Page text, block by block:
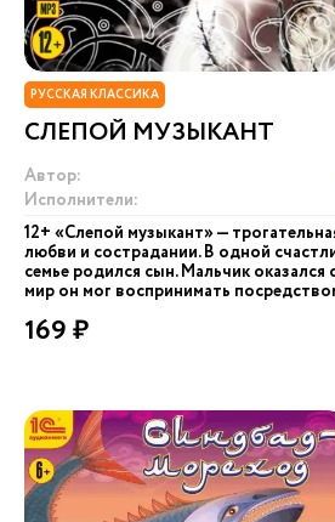
РУССКАЯ КЛАССИКА
СЛЕПОЙ МУЗЫКАНТ
Автор:
Исполнители:
12+ «Слепой музыкант» —
любви и сострадании. В одной
семье родился сын. Мальчик
мир он мог воспринимать
169 ₽